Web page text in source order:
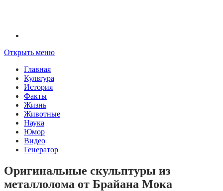
Открыть меню
Главная
Культура
История
Факты
Жизнь
Животные
Наука
Юмор
Видео
Генератор
Оригинальные скульптуры из
металлолома от Брайана Мока